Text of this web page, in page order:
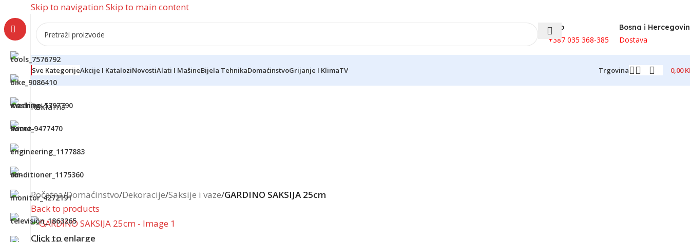
Skip to navigation Skip to main content
Info
+387 035 368-385
Bosna i
Dostava
Sve KategorijeAkcije I KataloziNovostiAlati I MašineBijela TehnikaDomaćinstvoGrijanje I KlimaTV Trgovina 0,00
Reklama
Početna/Domaćinstvo/Dekoracije/Saksije i vaze/GARDINO SAKSIJA 25cm
Back to products
Click to enlarge